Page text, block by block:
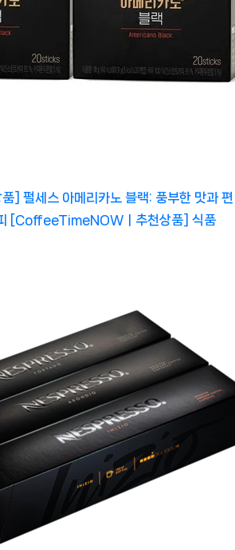
] 펄세스 아메리카노 블랙: 풍부한 맛과 편
[CoffeeTimeNOWㅣ추천상품] 식품